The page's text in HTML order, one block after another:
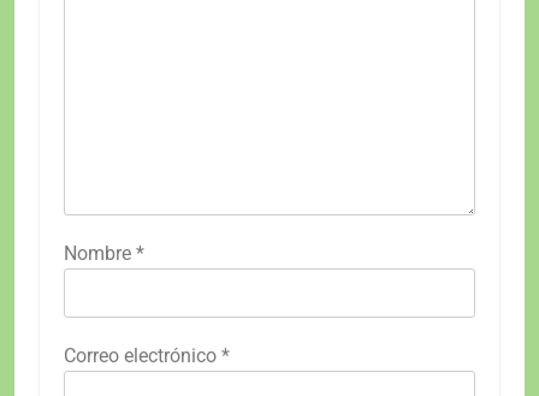
Nombre *
Correo electrónico *